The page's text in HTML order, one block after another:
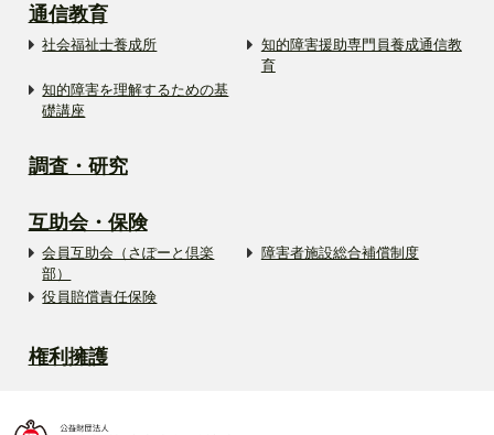
通信教育
社会福祉士養成所
知的障害援助専門員養成通信教
育
知的障害を理解するための基
礎講座
調査・研究
互助会・保険
会員互助会（さぽーと倶楽
部）
障害者施設総合補償制度
役員賠償責任保険
権利擁護